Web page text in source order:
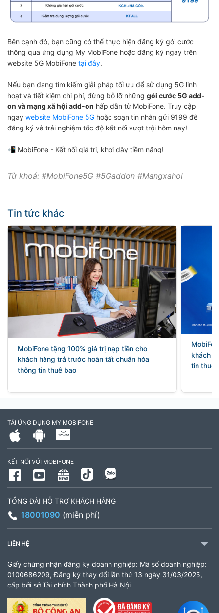
Bên cạnh đó, bạn cũng có thể thực hiện đăng ký gói cước
thông qua ứng dụng My MobiFone hoặc đăng ký ngay trên
website 5G MobiFone tại đây.
Nếu bạn đang tìm kiếm giải pháp tối ưu để sử dụng 5G linh
hoạt và tiết kiệm chi phí, đừng bỏ lỡ những gói cước 5G add-
on và mạng xã hội add-on hấp dẫn từ MobiFone. Truy cập
ngay website MobiFone 5G hoặc soạn tin nhắn gửi 9199 để
đăng ký và trải nghiệm tốc độ kết nối vượt trội hôm nay!
📲 MobiFone - Kết nối giá trị, khơi dậy tiềm năng!
Từ khoá: #MobiFone5G #5Gaddon #Mangxahoi
Tin tức khác
MobiFone tặng 100% giá trị nạp tiền cho
khách hàng trả trước hoàn tất chuẩn hóa
thông tin thuê bao
khách
tin thuê
TẢI ỨNG DỤNG MY MOBIFONE
KẾT NỐI VỚI MOBIFONE
TỔNG ĐÀI HỖ TRỢ KHÁCH HÀNG
18001090 (miễn phí)
LIÊN HỆ
Giấy chứng nhận đăng ký doanh nghiệp: Mã số doanh nghiệp:
0100686209, Đăng ký thay đổi lần thứ 13 ngày 31/03/2025,
cấp bởi sở Tài chính Thành phố Hà Nội.